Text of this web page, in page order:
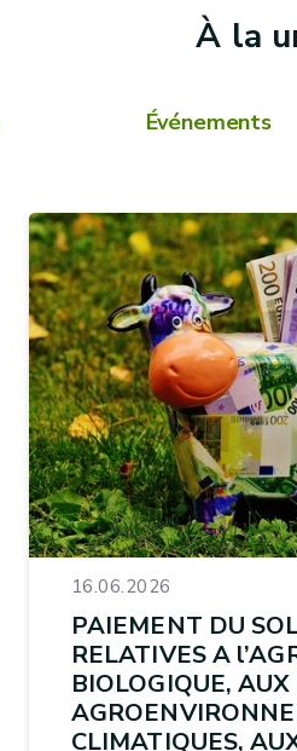
À la
Événements
16.06.2026
PAIEMENT DU
RELATIVES A
BIOLOGIQUE, AUX
CLIMATIQUES,